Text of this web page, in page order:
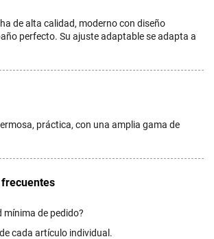
de alta calidad, moderno con diseño
perfecto. Su ajuste adaptable se adapta a
práctica, con una amplia gama de
mínima de pedido?
cada artículo individual.